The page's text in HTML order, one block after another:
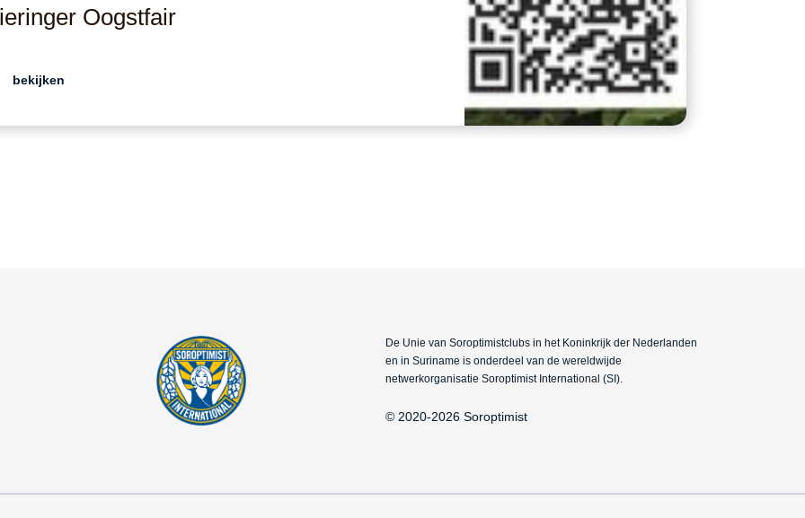
Oogstfair
bekijken
De Unie van Soroptimistclubs in het Koninkrijk der Nederlanden
en in Suriname is onderdeel van de wereldwijde
netwerkorganisatie Soroptimist International (SI).
© 2020-2026 Soroptimist